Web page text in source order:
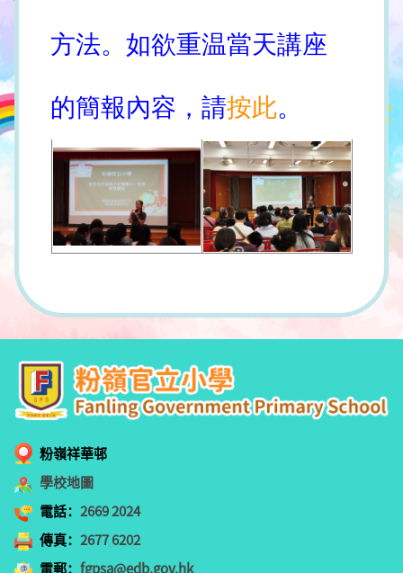
方法。如欲重温當天講座
的簡報內容，請按此。
粉嶺祥華邨
學校地圖
電話：2669 2024
傳真：2677 6202
電郵：fgpsa@edb.gov.hk